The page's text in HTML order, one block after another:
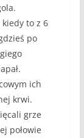
kiedy to z 6
po
ich
krwi.
grze
połowie